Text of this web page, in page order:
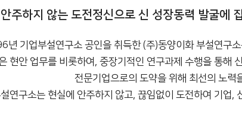
안주하지 않는 도전정신으로 신 성장동력 발굴에
기업부설연구소 공인을 취득한 (주)동양이화 부설연구
현안 업무를 비롯하여, 중장기적인 연구과제 수행을 통
전문기업으로의 도약을 위해 최선의 노력
연구소는 현실에 안주하지 않고, 끊임없이 도전하여 기업,